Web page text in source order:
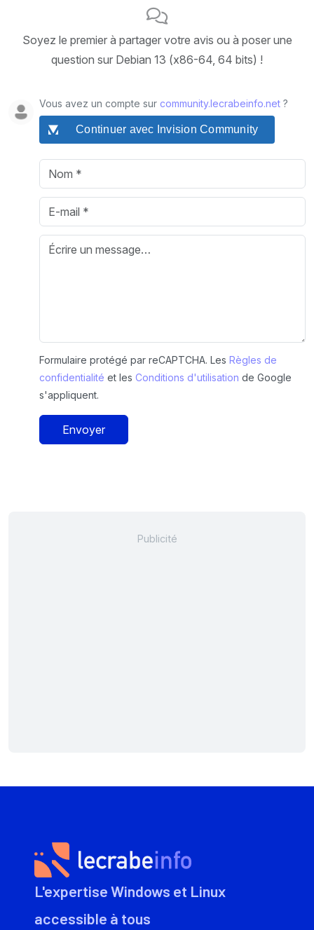
Soyez le premier à partager votre avis ou à poser une
question sur Debian 13 (x86-64, 64 bits) !
Vous avez un compte sur community.lecrabeinfo.net ?
Continuer avec Invision Community
Formulaire protégé par reCAPTCHA. Les Règles de
confidentialité et les Conditions d'utilisation de Google
s'appliquent.
Envoyer
L'expertise Windows et Linux
accessible à tous